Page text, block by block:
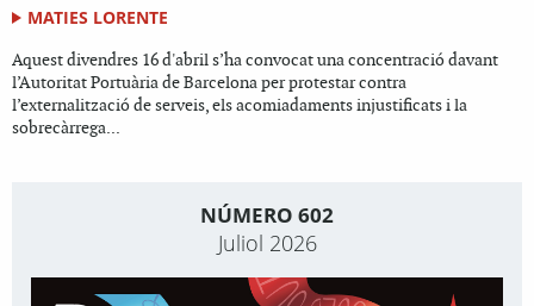
MATIES LORENTE
Aquest divendres 16 d'abril s’ha convocat una concentració davant
l’Autoritat Portuària de Barcelona per protestar contra
l’externalització de serveis, els acomiadaments injustificats i la
sobrecàrrega...
NÚMERO 602
Juliol 2026